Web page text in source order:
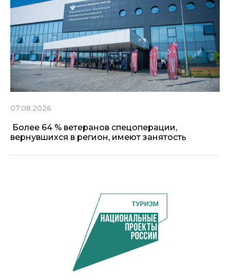
07.08.2026
Более 64 % ветеранов спецоперации,
вернувшихся в регион, имеют занятость